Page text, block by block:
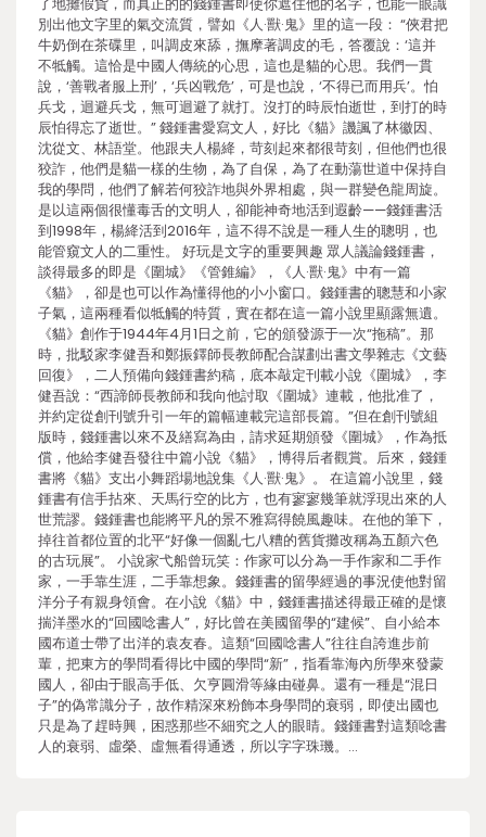
別出他文字里的氣交流質，譬如《人·獸·鬼》里的這一段： “俠君把
牛奶倒在茶碟里，叫調皮來舔，撫摩著調皮的毛，答覆說：‘這并
不牴觸。這恰是中國人傳統的心思，這也是貓的心思。我們一貫
說，‘善戰者服上刑’，‘兵凶戰危’，可是也說，‘不得已而用兵’。怕
兵戈，迴避兵戈，無可迴避了就打。沒打的時辰怕逝世，到打的時
辰怕得忘了逝世。” 錢鍾書愛寫文人，好比《貓》譏諷了林徽因、
沈從文、林語堂。他跟夫人楊絳，苛刻起來都很苛刻，但他們也很
狡詐，他們是貓一樣的生物，為了自保，為了在動蕩世道中保持自
我的學問，他們了解若何狡詐地與外界相處，與一群變色龍周旋。
是以這兩個很懂毒舌的文明人，卻能神奇地活到遐齡——錢鍾書活
到1998年，楊絳活到2016年，這不得不說是一種人生的聰明，也
能管窺文人的二重性。 好玩是文字的重要興趣 眾人議論錢鍾書，
談得最多的即是《圍城》《管錐編》，《人·獸·鬼》中有一篇
《貓》，卻是也可以作為懂得他的小小窗口。錢鍾書的聰慧和小家
子氣，這兩種看似牴觸的特質，實在都在這一篇小說里顯露無遺。
《貓》創作于1944年4月1日之前，它的頒發源于一次“拖稿”。那
時，批駁家李健吾和鄭振鐸師長教師配合謀劃出書文學雜志《文藝
回復》，二人預備向錢鍾書約稿，底本敲定刊載小說《圍城》，李
健吾說：“西諦師長教師和我向他討取《圍城》連載，他批准了，
并約定從創刊號升引一年的篇幅連載完這部長篇。”但在創刊號組
版時，錢鍾書以來不及繕寫為由，請求延期頒發《圍城》，作為抵
償，他給李健吾發往中篇小說《貓》，博得后者觀賞。后來，錢鍾
書將《貓》支出小舞蹈場地說集《人·獸·鬼》。 在這篇小說里，錢
鍾書有信手拈來、天馬行空的比方，也有寥寥幾筆就浮現出來的人
世荒謬。錢鍾書也能將平凡的景不雅寫得饒風趣味。在他的筆下，
掉往首都位置的北平“好像一個亂七八糟的舊貨攤改稱為五顏六色
的古玩展”。 小說家弋船曾玩笑：作家可以分為一手作家和二手作
家，一手靠生涯，二手靠想象。錢鍾書的留學經過的事況使他對留
洋分子有親身領會。在小說《貓》中，錢鍾書描述得最正確的是懷
揣洋墨水的“回國唸書人”，好比曾在美國留學的“建候”、自小給本
國布道士帶了出洋的袁友春。這類“回國唸書人”往往自誇進步前
輩，把東方的學問看得比中國的學問“新”，指看靠海內所學來發蒙
國人，卻由于眼高手低、欠亨圓滑等緣由碰鼻。還有一種是“混日
子”的偽常識分子，故作精深來粉飾本身學問的衰弱，即使出國也
只是為了趕時興，困惑那些不細究之人的眼睛。錢鍾書對這類唸書
人的衰弱、虛榮、虛無看得通透，所以字字珠璣。…